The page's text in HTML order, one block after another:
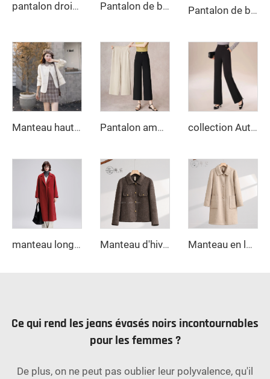
pantalon droit slim taille haute nouvelle collection été 2025 pour femmes, pantalons décontractés évasés en tricot Pantalon de bureau femme automne/hiver, taille haute, jambe large, respirant, teinture unie, couleur unie, style droit long pour femme Pantalon de bureau femme à jambe large, taille haute, respirant, teinture unie, couleur unie, longue fermeture éclair, anti-froissage, ceinture à boucler
Manteau haut de gamme vintage en laine double face long automne/hiver décontracté petits revers croisé décor en fourrure de mouton Pantalon ample à jambes larges Nouvelle collection Printemps/Été 2025, Pantalons décontractés taille droite amincissants, Pantalons droits pour femmes au bureau de neuf pouces collection Automne-Hiver 2025 - Nouveaux Pantalons Décontractés Amples Droits à Taille Haute en Taille - Design Slim Fit avec Motif Uni
manteau long en cachemire élégant ceinturé Nouvelle collection printemps 2025 Col rabattu ample Manteau en laine coréenne à motif ondulé style coréen pour femmes Manteau d'hiver élégant long pour femme en laine matelassé avec fermeture double boutonnée en cachemire et décoration logo couleur unie - Nouvelle collection Manteau en laine ajusté pour femme, couleur unie, manches longues, veste chaude d'automne hiver, manteau ample - Événement promotionnel de transformation brute
Ce qui rend les jeans évasés noirs incontournables
pour les femmes ?
De plus, on ne peut pas oublier leur polyvalence, qu'il